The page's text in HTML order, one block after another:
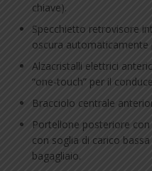
chiave).
Specchietto retrovisore
oscura automaticamente
Alzacristalli elettrici
“one-touch” per il
Bracciolo centrale
Portellone posteriore
con soglia di carico
bagagliaio.